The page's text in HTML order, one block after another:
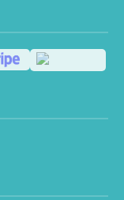
di
di una
indicato per
a